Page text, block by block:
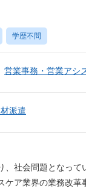
学歴不問
営業事務・営業アシ
材派遣
社会問題となって
ア業界の業務改革